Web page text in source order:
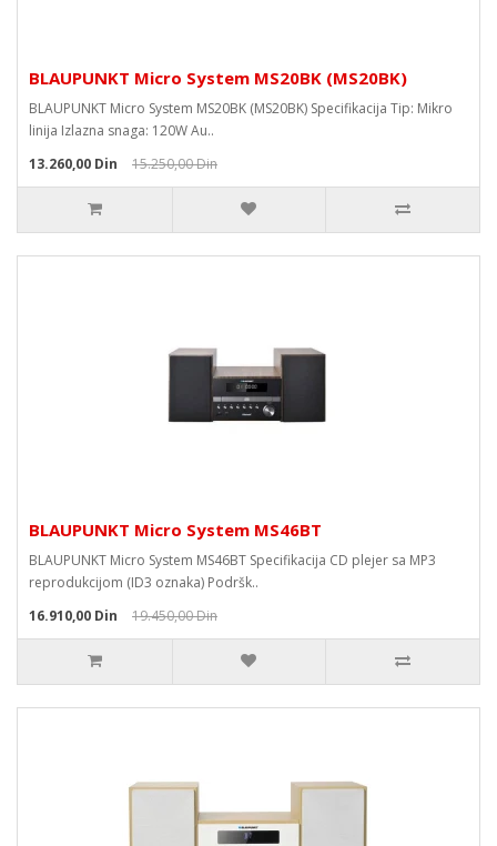
BLAUPUNKT Micro System MS20BK (MS20BK)
BLAUPUNKT Micro System MS20BK (MS20BK) Specifikacija Tip: Mikro
linija Izlazna snaga: 120W Au..
13.260,00 Din
15.250,00 Din
BLAUPUNKT Micro System MS46BT
BLAUPUNKT Micro System MS46BT Specifikacija CD plejer sa MP3
reprodukcijom (ID3 oznaka) Podršk..
16.910,00 Din
19.450,00 Din